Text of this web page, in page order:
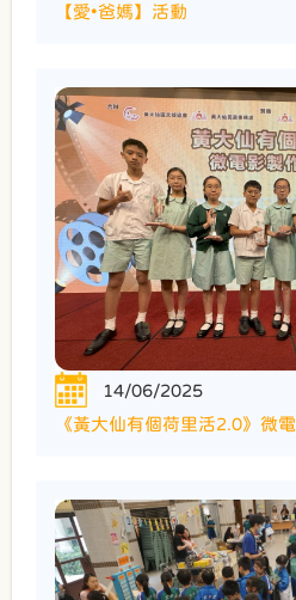
【愛•爸媽】活動
14/06/2025
《黃大仙有個荷里活2.0》微